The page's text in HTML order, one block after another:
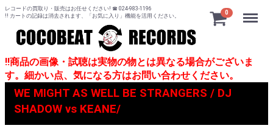
レコードの買取り・販売はお任せください! ☎ 024-983-1196
!! カートの記録は消去されます、「お気に入り」機能を活用ください。
0 Menu
!!商品の画像・試聴は実物の物とは異なる場合がございま
す。細かい点、気になる方はお問い合わせください。
WE MIGHT AS WELL BE STRANGERS / DJ
SHADOW vs KEANE/